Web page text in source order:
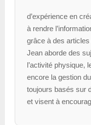
d’expérience en
à rendre
grâce à des
Jean aborde des
l’activité physique,
encore la gestion
toujours basés sur
et visent à